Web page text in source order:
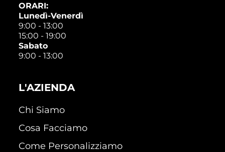
ORARI:
Lunedì-Venerdì
9:00 - 13:00
15:00 - 19:00
Sabato
9:00 - 13:00
L'AZIENDA
Chi Siamo
Cosa Facciamo
Come Personalizziamo